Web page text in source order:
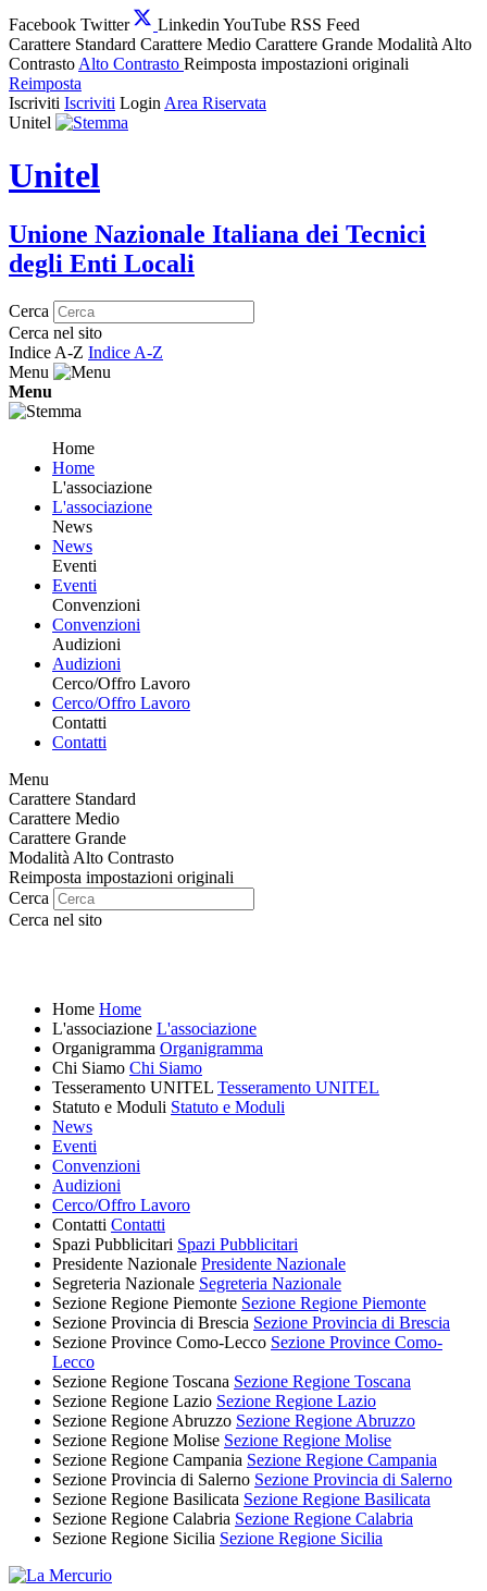
Facebook Twitter Linkedin YouTube RSS Feed
Carattere Standard Carattere Medio Carattere Grande Modalità Alto
Contrasto Alto Contrasto Reimposta impostazioni originali
Reimposta
Iscriviti Iscriviti Login Area Riservata
Unitel
Unitel
Unione Nazionale Italiana dei Tecnici
degli Enti Locali
Cerca
Cerca nel sito
Indice A-Z Indice A-Z
Menu
Menu
Home
Home
L'associazione
L'associazione
News
News
Eventi
Eventi
Convenzioni
Convenzioni
Audizioni
Audizioni
Cerco/Offro Lavoro
Cerco/Offro Lavoro
Contatti
Contatti
Menu
Carattere Standard
Carattere Medio
Carattere Grande
Modalità Alto Contrasto
Reimposta impostazioni originali
Cerca
Cerca nel sito
Home Home
L'associazione L'associazione
Organigramma Organigramma
Chi Siamo Chi Siamo
Tesseramento UNITEL Tesseramento UNITEL
Statuto e Moduli Statuto e Moduli
News
Eventi
Convenzioni
Audizioni
Cerco/Offro Lavoro
Contatti Contatti
Spazi Pubblicitari Spazi Pubblicitari
Presidente Nazionale Presidente Nazionale
Segreteria Nazionale Segreteria Nazionale
Sezione Regione Piemonte Sezione Regione Piemonte
Sezione Provincia di Brescia Sezione Provincia di Brescia
Sezione Province Como-Lecco Sezione Province Como-
Lecco
Sezione Regione Toscana Sezione Regione Toscana
Sezione Regione Lazio Sezione Regione Lazio
Sezione Regione Abruzzo Sezione Regione Abruzzo
Sezione Regione Molise Sezione Regione Molise
Sezione Regione Campania Sezione Regione Campania
Sezione Provincia di Salerno Sezione Provincia di Salerno
Sezione Regione Basilicata Sezione Regione Basilicata
Sezione Regione Calabria Sezione Regione Calabria
Sezione Regione Sicilia Sezione Regione Sicilia